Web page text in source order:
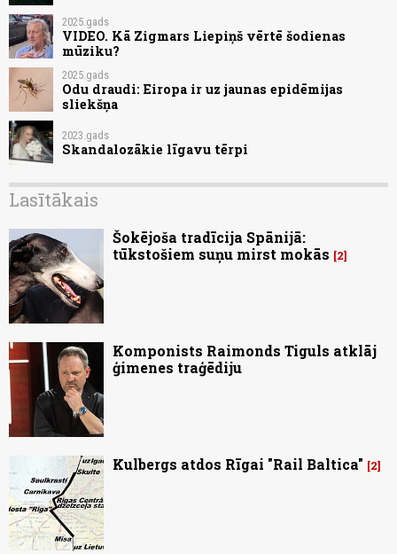
2025.gads
VIDEO. Kā Zigmars Liepiņš vērtē šodienas
mūziku?
2025.gads
Odu draudi: Eiropa ir uz jaunas epidēmijas
sliekšņa
2023.gads
Skandalozākie līgavu tērpi
Lasītākais
Šokējoša tradīcija Spānijā:
tūkstošiem suņu mirst mokās
2
Komponists Raimonds Tiguls atklāj
ģimenes traģēdiju
Kulbergs atdos Rīgai "Rail Baltica" 2